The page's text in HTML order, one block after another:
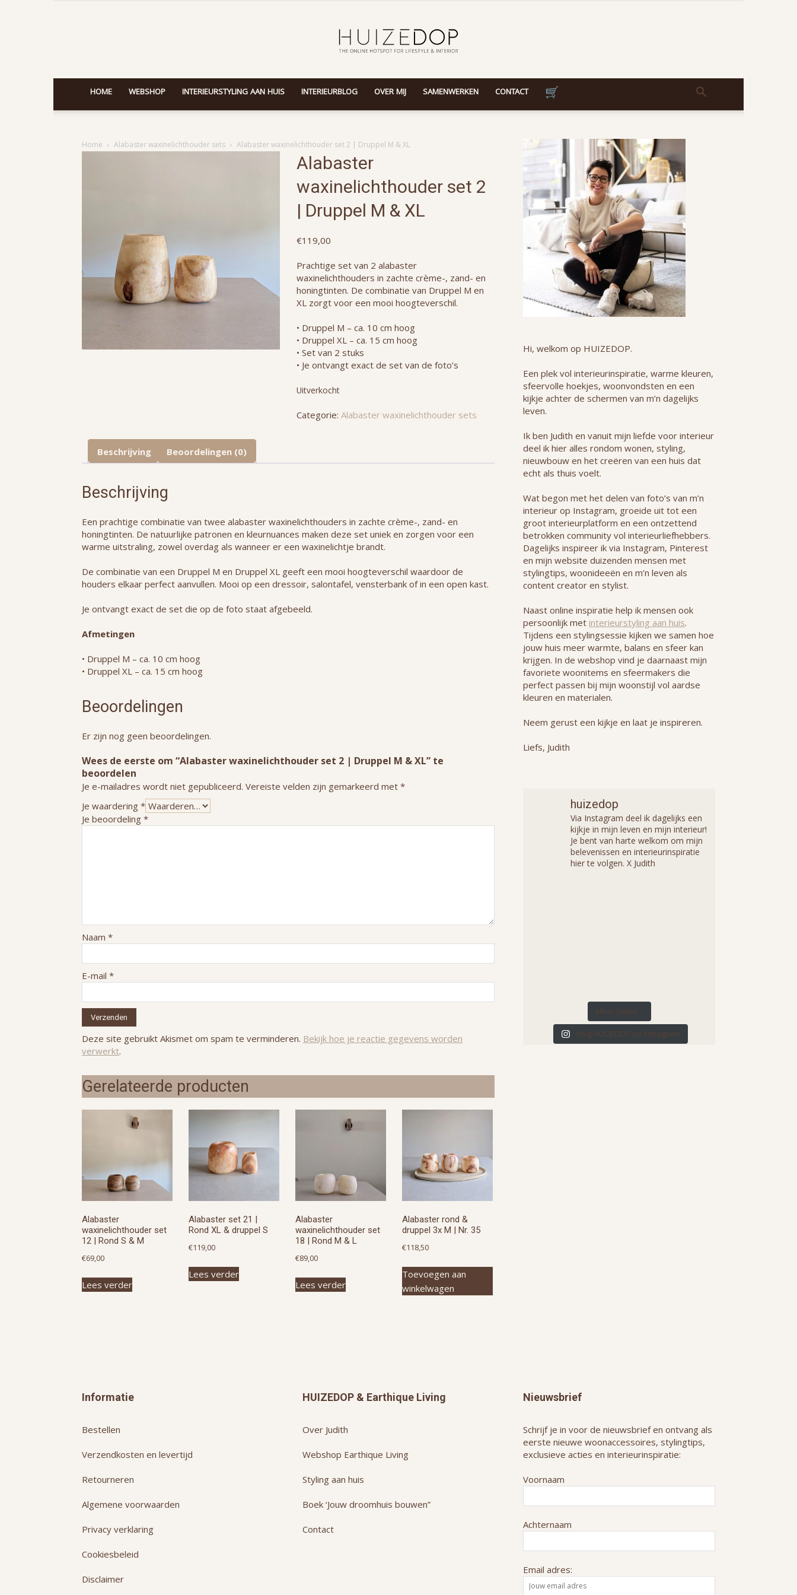
Huizedop
HOME WEBSHOP INTERIEURSTYLING AAN HUIS INTERIEURBLOG OVER MIJ SAMENWERKEN CONTACT
Home Alabaster waxinelichthouder sets Alabaster waxinelichthouder set 2 | Druppel M & XL
Alabaster
waxinelichthouder set 2
| Druppel M & XL
€119,00
Prachtige set van 2 alabaster
waxinelichthouders in zachte crème-, zand- en
honingtinten. De combinatie van Druppel M en
XL zorgt voor een mooi hoogteverschil.
• Druppel M – ca. 10 cm hoog
• Druppel XL – ca. 15 cm hoog
• Set van 2 stuks
• Je ontvangt exact de set van de foto’s
Uitverkocht
Categorie: Alabaster waxinelichthouder sets
Beschrijving Beoordelingen (0)
Beschrijving
Een prachtige combinatie van twee alabaster waxinelichthouders in zachte crème-, zand- en
honingtinten. De natuurlijke patronen en kleurnuances maken deze set uniek en zorgen voor een
warme uitstraling, zowel overdag als wanneer er een waxinelichtje brandt.
De combinatie van een Druppel M en Druppel XL geeft een mooi hoogteverschil waardoor de
houders elkaar perfect aanvullen. Mooi op een dressoir, salontafel, vensterbank of in een open kast.
Je ontvangt exact de set die op de foto staat afgebeeld.
Afmetingen
• Druppel M – ca. 10 cm hoog
• Druppel XL – ca. 15 cm hoog
Beoordelingen
Er zijn nog geen beoordelingen.
Wees de eerste om “Alabaster waxinelichthouder set 2 | Druppel M & XL” te
beoordelen
Je e-mailadres wordt niet gepubliceerd. Vereiste velden zijn gemarkeerd met *
Je waardering *
Je beoordeling *
Naam *
E-mail *
Deze site gebruikt Akismet om spam te verminderen. Bekijk hoe je reactie gegevens worden
verwerkt.
Gerelateerde producten
Alabaster
waxinelichthouder set
12 | Rond S & M
€69,00
Lees verder
Alabaster set 21 |
Rond XL & druppel S
€119,00
Lees verder
Alabaster
waxinelichthouder set
18 | Rond M & L
€89,00
Lees verder
Alabaster rond &
druppel 3x M | Nr. 35
€118,50
Toevoegen aan
winkelwagen
Hi, welkom op HUIZEDOP.
Een plek vol interieurinspiratie, warme kleuren,
sfeervolle hoekjes, woonvondsten en een
kijkje achter de schermen van m’n dagelijks
leven.
Ik ben Judith en vanuit mijn liefde voor interieur
deel ik hier alles rondom wonen, styling,
nieuwbouw en het creëren van een huis dat
echt als thuis voelt.
Wat begon met het delen van foto’s van m’n
interieur op Instagram, groeide uit tot een
groot interieurplatform en een ontzettend
betrokken community vol interieurliefhebbers.
Dagelijks inspireer ik via Instagram, Pinterest
en mijn website duizenden mensen met
stylingtips, woonideeën en m’n leven als
content creator en stylist.
Naast online inspiratie help ik mensen ook
persoonlijk met interieurstyling aan huis.
Tijdens een stylingsessie kijken we samen hoe
jouw huis meer warmte, balans en sfeer kan
krijgen. In de webshop vind je daarnaast mijn
favoriete woonitems en sfeermakers die
perfect passen bij mijn woonstijl vol aardse
kleuren en materialen.
Neem gerust een kijkje en laat je inspireren.
Liefs, Judith
huizedop
Via Instagram deel ik dagelijks een
kijkje in mijn leven en mijn interieur!
Je bent van harte welkom om mijn
belevenissen en interieurinspiratie
hier te volgen. X Judith
Meer laden...
Volg HUIZEDOP op Instagram
Informatie
Bestellen
Verzendkosten en levertijd
Retourneren
Algemene voorwaarden
Privacy verklaring
Cookiesbeleid
Disclaimer
HUIZEDOP & Earthique Living
Over Judith
Webshop Earthique Living
Styling aan huis
Boek ‘Jouw droomhuis bouwen”
Contact
Nieuwsbrief
Schrijf je in voor de nieuwsbrief en ontvang als
eerste nieuwe woonaccessoires, stylingtips,
exclusieve acties en interieurinspiratie:
Voornaam
Achternaam
Email adres: